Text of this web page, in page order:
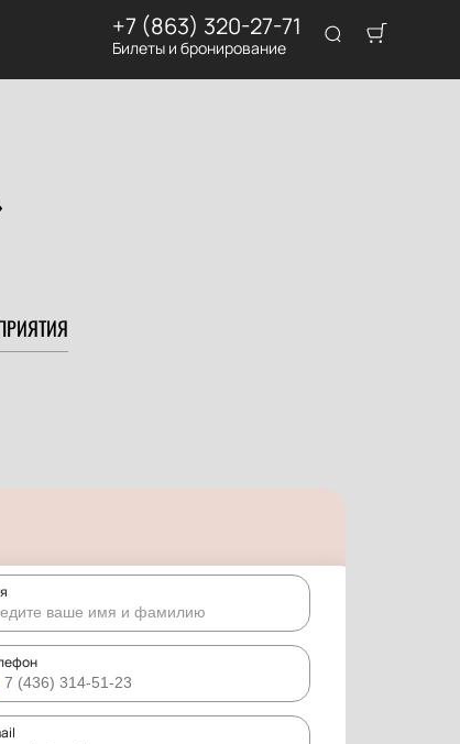
+7 (863) 320-27-71
Билеты и бронирование